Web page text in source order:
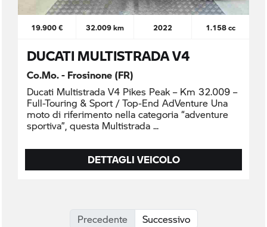
19.900 € 32.009 km 2022 1.158 cc
DUCATI MULTISTRADA V4
Co.Mo. - Frosinone (FR)
Ducati Multistrada V4 Pikes Peak – Km 32.009 –
Full-Touring & Sport / Top-End AdVenture Una
moto di riferimento nella categoria “adventure
sportiva”, questa Multistrada
DETTAGLI VEICOLO
Precedente Successivo